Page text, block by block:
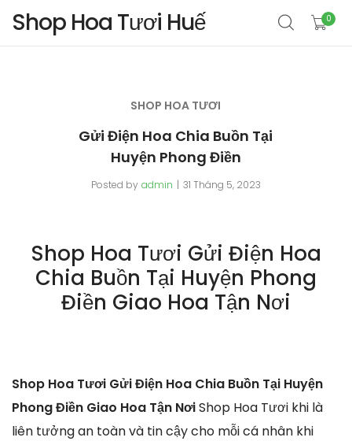
Shop Hoa Tươi Huế 0
SHOP HOA TƯƠI
Gửi Điện Hoa Chia Buồn Tại
Huyện Phong Điền
Posted by admin 31 Tháng 5, 2023
Shop Hoa Tươi Gửi Điện Hoa
Chia Buồn Tại Huyện Phong
Điền Giao Hoa Tận Nơi
Shop Hoa Tươi Gửi Điện Hoa Chia Buồn Tại Huyện
Phong Điền Giao Hoa Tận NơiShop Hoa Tươi khi là
liên tưởng an toàn và tin cậy cho mỗi cá nhân khi